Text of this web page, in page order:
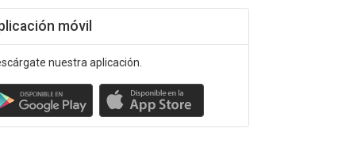
móvil
nuestra aplicación.